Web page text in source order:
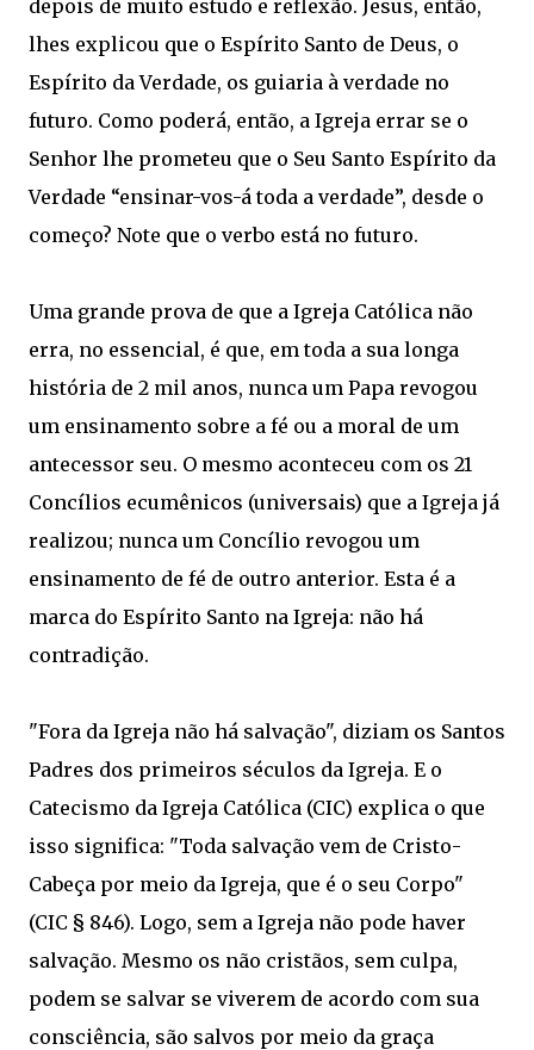
depois de muito estudo e reflexão. Jesus, então,
lhes explicou que o Espírito Santo de Deus, o
Espírito da Verdade, os guiaria à verdade no
futuro. Como poderá, então, a Igreja errar se o
Senhor lhe prometeu que o Seu Santo Espírito da
Verdade “ensinar-vos-á toda a verdade”, desde o
começo? Note que o verbo está no futuro.
Uma grande prova de que a Igreja Católica não
erra, no essencial, é que, em toda a sua longa
história de 2 mil anos, nunca um Papa revogou
um ensinamento sobre a fé ou a moral de um
antecessor seu. O mesmo aconteceu com os 21
Concílios ecumênicos (universais) que a Igreja já
realizou; nunca um Concílio revogou um
ensinamento de fé de outro anterior. Esta é a
marca do Espírito Santo na Igreja: não há
contradição.
"Fora da Igreja não há salvação", diziam os Santos
Padres dos primeiros séculos da Igreja. E o
Catecismo da Igreja Católica (CIC) explica o que
isso significa: "Toda salvação vem de Cristo-
Cabeça por meio da Igreja, que é o seu Corpo"
(CIC § 846). Logo, sem a Igreja não pode haver
salvação. Mesmo os não cristãos, sem culpa,
podem se salvar se viverem de acordo com sua
consciência, são salvos por meio da graça